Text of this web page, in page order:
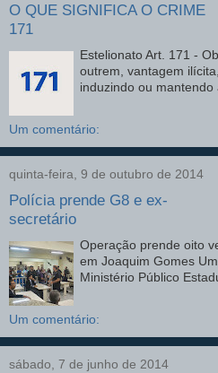
O QUE SIGNIFICA O CRIME
171
Estelionato Art. 171 -
outrem, vantagem
induzindo ou mantendo
Um comentário:
quinta-feira, 9 de outubro de 2014
Polícia prende G8 e ex-
secretário
Operação prende oito
em Joaquim Gomes
Ministério Público
Um comentário:
sábado, 7 de junho de 2014